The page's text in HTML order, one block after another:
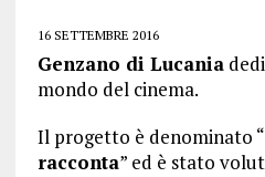
16 SETTEMBRE 2016
Genzano di Lucania
mondo del cinema.
Il progetto è denominato “
racconta” ed è stato